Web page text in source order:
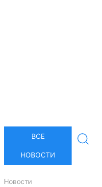
ВСЕ
НОВОСТИ
Новости